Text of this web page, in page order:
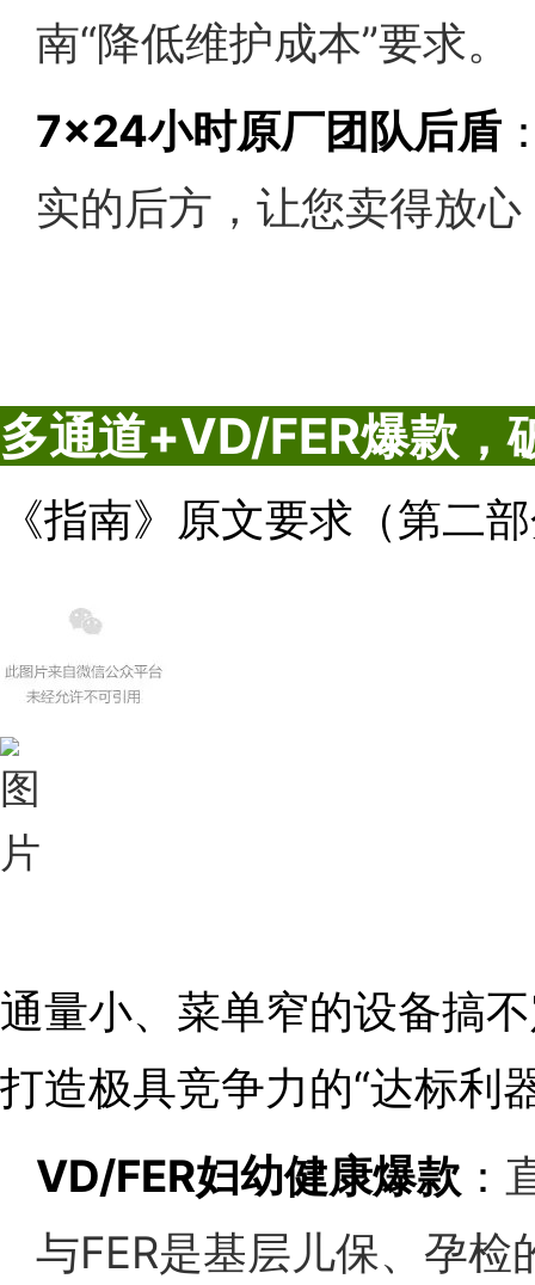
南“降低维护成本”要求。
7×24小时原厂团队后盾
实的后方，让您卖得放
多通道+VD/FER爆款，
《指南》原文要求（第二
通量小、菜单窄的设备搞
打造极具竞争力的“达标利
VD/FER妇幼健康爆款 ：
与FER是基层儿保、孕